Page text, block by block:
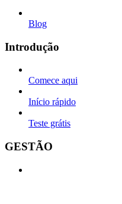
Blog
Introdução
Comece aqui
Início rápido
Teste grátis
GESTÃO